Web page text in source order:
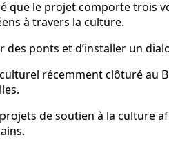
le projet comporte trois
à travers la culture.
ponts et d’installer un
récemment clôturé au
de soutien à la